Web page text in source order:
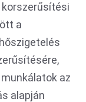
a
az
alapján